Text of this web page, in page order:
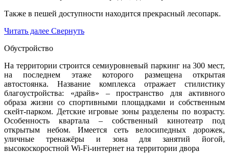
Также в пешей доступности находится прекрасный лесопарк.
Читать далее Свернуть
Обустройство
На территории строится семиуровневый паркинг на 300 мест,
на последнем этаже которого размещена открытая
автостоянка. Название комплекса отражает стилистику
благоустройства: «драйв» – пространство для активного
образа жизни со спортивными площадками и собственным
скейт-парком. Детские игровые зоны разделены по возрасту.
Особенность квартала – собственный кинотеатр под
открытым небом. Имеется сеть велосипедных дорожек,
уличные тренажёры и зона для занятий йогой,
высокоскоростной Wi-Fi-интернет на территории двора